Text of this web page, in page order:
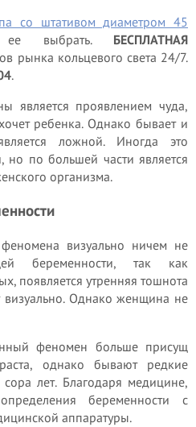
со штативом диаметром 45
выбрать. БЕСПЛАТНАЯ
рынка кольцевого света 24/7.
.
является проявлением чуда,
ребенка. Однако бывает и
ложной. Иногда это
но по большей части является
организма.
визуально ничем не
беременности, так как
появляется утренняя тошнота
Однако женщина не
феномен больше присущ
однако бывают редкие
лет. Благодаря медицине,
беременности с
аппаратуры.